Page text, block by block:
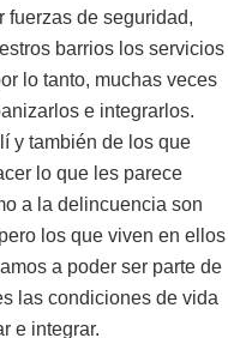
fuerzas de seguridad,
barrios los servicios
lo tanto, muchas veces
e integrarlos.
y también de los que
lo que les parece
a la delincuencia son
los que viven en ellos
a poder ser parte de
las condiciones de vida
e integrar.